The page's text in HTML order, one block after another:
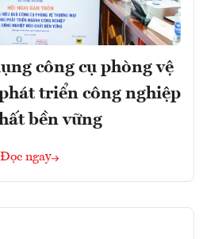
công cụ phòng vệ
triển công nghiệp
bền vững
Đọc ngay